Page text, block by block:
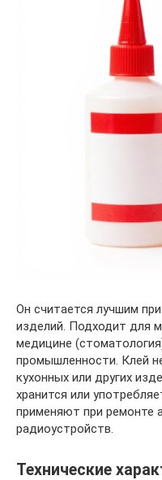
Он считается лучшим
изделий. Подходит для
медицине
промышленности. Клей
кухонных или других
хранится или
применяют при ремонте
радиоустройств.
Технические